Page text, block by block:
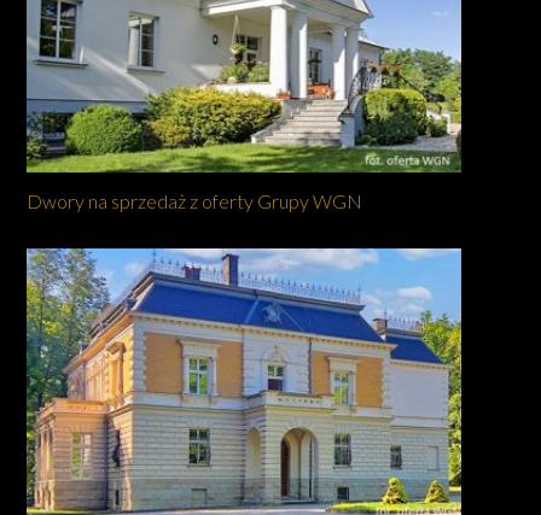
Dwory na sprzedaż z oferty Grupy WGN